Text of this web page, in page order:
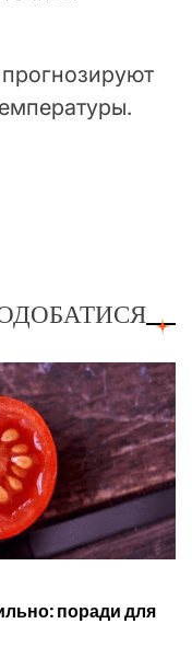
поради для